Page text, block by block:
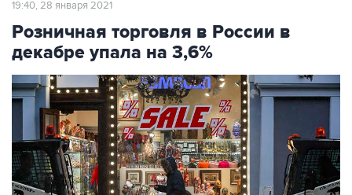
19:40, 28 января 2021
Розничная торговля в России в
декабре упала на 3,6%